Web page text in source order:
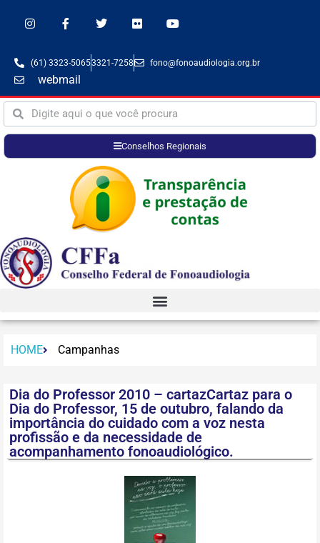
(61) 3323-50653321-7258 fono@fonoaudiologia.org.br
webmail
Conselhos Regionais
HOME Campanhas
Dia do Professor 2010 – cartazCartaz para o
Dia do Professor, 15 de outubro, falando da
importância do cuidado com a voz nesta
profissão e da necessidade de
acompanhamento fonoaudiológico.